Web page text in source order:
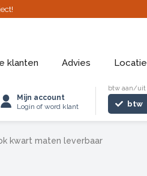
klanten Advies Locatie
Mijn account
Login of word klant
btw aan/uit
btw
kwart maten leverbaar